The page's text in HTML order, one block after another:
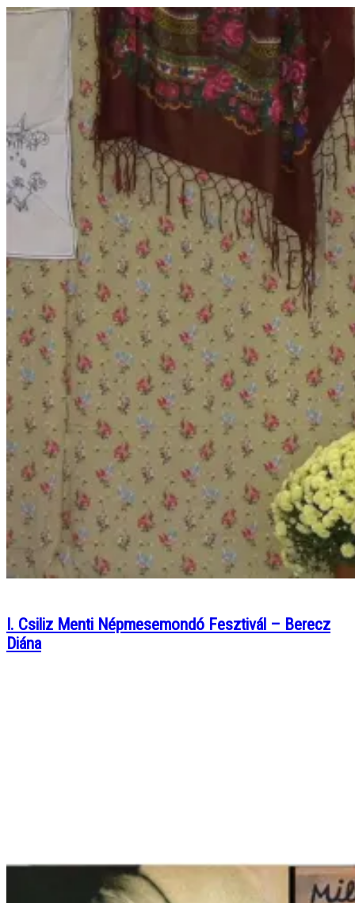
I. Csiliz Menti Népmesemondó Fesztivál – Berecz
Diána